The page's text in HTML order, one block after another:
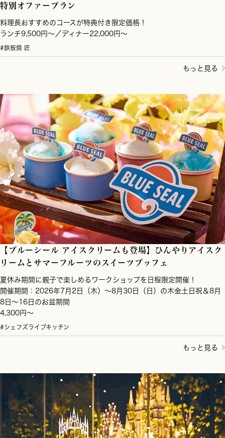
特別オファープラン
料理長おすすめのコースが特典付き限定価格！
ランチ9,500円～／ディナー22,000円～
#鉄板焼 匠
もっと見る
【ブルーシール アイスクリームも登場】ひんやりアイスク
リームとサマーフルーツのスイーツブッフェ
夏休み期間に親子で楽しめるワークショップを日程限定開催！
開催期間：2026年7月2日（木）～8月30日（日）の木金土日祝＆8月
8日～16日のお盆期間
4,300円～
#シェフズライブキッチン
もっと見る